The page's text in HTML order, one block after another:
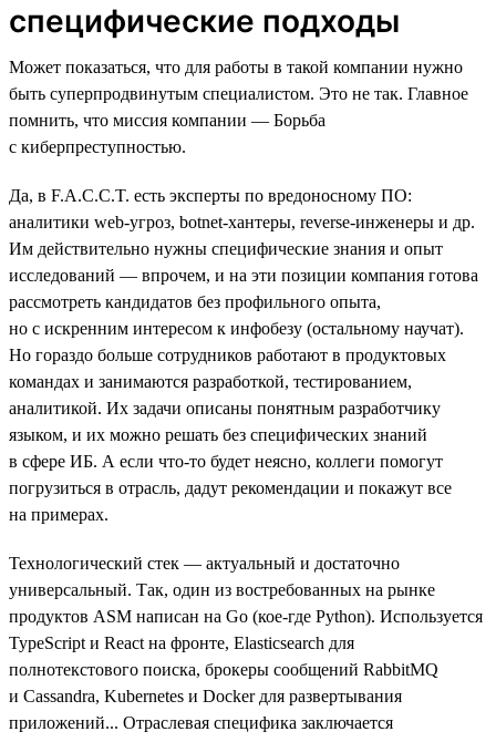
специфические подходы
Может показаться, что для работы в такой компании нужно
быть суперпродвинутым специалистом. Это не так. Главное
помнить, что миссия компании — Борьба
с киберпреступностью.
Да, в F.A.C.C.T. есть эксперты по вредоносному ПО:
аналитики web-угроз, botnet-хантеры, reverse-инженеры и др.
Им действительно нужны специфические знания и опыт
исследований — впрочем, и на эти позиции компания готова
рассмотреть кандидатов без профильного опыта,
но с искренним интересом к инфобезу (остальному научат).
Но гораздо больше сотрудников работают в продуктовых
командах и занимаются разработкой, тестированием,
аналитикой. Их задачи описаны понятным разработчику
языком, и их можно решать без специфических знаний
в сфере ИБ. А если что-то будет неясно, коллеги помогут
погрузиться в отрасль, дадут рекомендации и покажут все
на примерах.
Технологический стек — актуальный и достаточно
универсальный. Так, один из востребованных на рынке
продуктов ASM написан на Go (кое-где Python). Используется
TypeScript и React на фронте, Elasticsearch для
полнотекстового поиска, брокеры сообщений RabbitMQ
и Cassandra, Kubernetes и Docker для развертывания
приложений... Отраслевая специфика заключается